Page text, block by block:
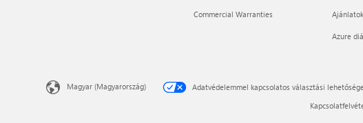
Commercial Warranties
Azure
Magyar (Magyarország) Adatvédelemmel kapcsolatos választási